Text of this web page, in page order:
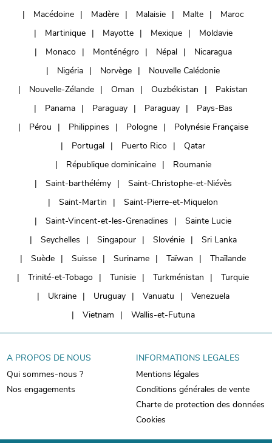
Macédoine
Madère Malaisie Malte
Maroc
Martinique
Mayotte Mexique
Moldavie
Monaco
Monténégro Népal
Nicaragua
Nigéria
Norvège
Nouvelle Calédonie
Nouvelle-Zélande
Oman Ouzbékistan
Pakistan
Panama
Paraguay Paraguay
Pays-Bas
Pérou
Philippines Pologne
Polynésie Française
Portugal
Puerto Rico
Qatar
République dominicaine
Roumanie
Saint-barthélémy
Saint-Christophe-et-Niévès
Saint-Martin
Saint-Pierre-et-Miquelon
Saint-Vincent-et-les-Grenadines
Sainte Lucie
Seychelles
Singapour Slovénie
Sri Lanka
Suède
Suisse Suriname Taïwan
Thaïlande
Trinité-et-Tobago
Tunisie Turkménistan
Turquie
Ukraine
Uruguay Vanuatu
Venezuela
Vietnam
Wallis-et-Futuna
A PROPOS DE NOUS
Qui sommes-nous ?
Nos engagements
INFORMATIONS LEGALES
Mentions légales
Conditions générales de vente
Charte de protection des données
Cookies